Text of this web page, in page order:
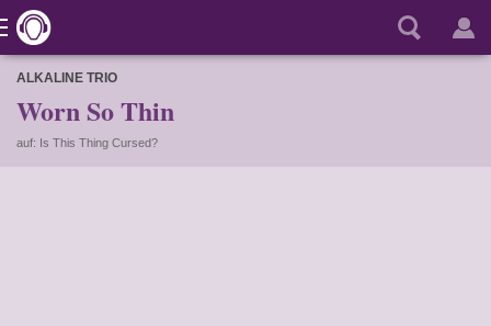
ALKALINE TRIO
Worn So Thin
auf: Is This Thing Cursed?